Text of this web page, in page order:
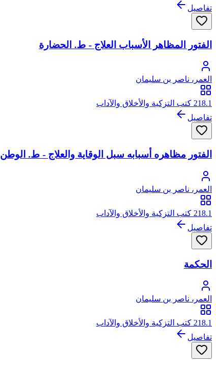
تفاصيل
الفتور المظاهر الأسباب العلاج - ط. الحضارة
العمر، ناصر بن سليمان
218.1 كتب التزكية والأخلاق والآداب
تفاصيل
الفتور مظاهره أسبابه سبل الوقاية والعلاج - ط. الوطن
العمر، ناصر بن سليمان
218.1 كتب التزكية والأخلاق والآداب
تفاصيل
الحكمة
العمر، ناصر بن سليمان
218.1 كتب التزكية والأخلاق والآداب
تفاصيل